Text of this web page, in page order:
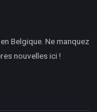
Belgique. Ne manquez
nouvelles ici !